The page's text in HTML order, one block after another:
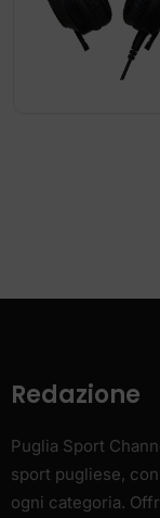
Redazione
Puglia Sport
sport pugliese,
ogni categoria.